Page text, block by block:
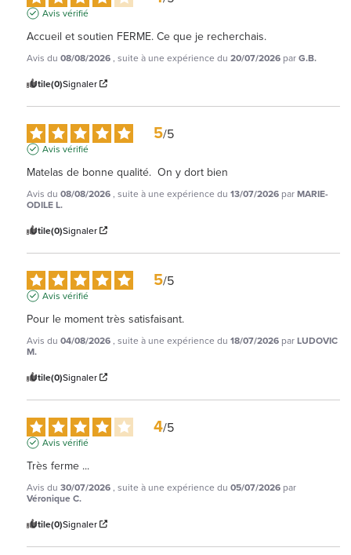
Avis vérifié
Accueil et soutien FERME. Ce que je recherchais.
Avis du 08/08/2026, suite à une expérience du 20/07/2026 parG.B.
Utile(0)Signaler
5/5
Avis vérifié
Matelas de bonne qualité.  On y dort bien
Avis du 08/08/2026, suite à une expérience du 13/07/2026 parMARIE-
ODILE L.
Utile(0)Signaler
5/5
Avis vérifié
Pour le moment très satisfaisant.
Avis du 04/08/2026, suite à une expérience du 18/07/2026 parLUDOVIC
M.
Utile(0)Signaler
4/5
Avis vérifié
Très ferme ...
Avis du 30/07/2026, suite à une expérience du 05/07/2026 par
Véronique C.
Utile(0)Signaler